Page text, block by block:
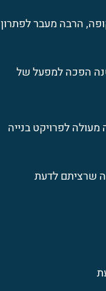
הרבה מעבר לפתרון
הפכה למפעל של
מעולה לפרויקט בנייה
שרציתם לדעת